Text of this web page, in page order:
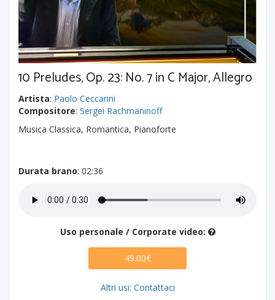
10 Preludes, Op. 23: No. 7 in C Major, Allegro
Artista: Paolo Ceccarini
Compositore: Sergei Rachmaninoff
Musica Classica, Romantica, Pianoforte
Durata brano: 02:36
Uso personale / Corporate video:
49.00€
Altri usi: Contattaci